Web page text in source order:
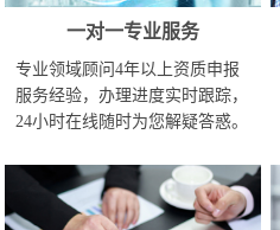
一对一专业服务
专业领域顾问4年以上资质申报
服务经验，办理进度实时跟踪，
24小时在线随时为您解疑答惑。